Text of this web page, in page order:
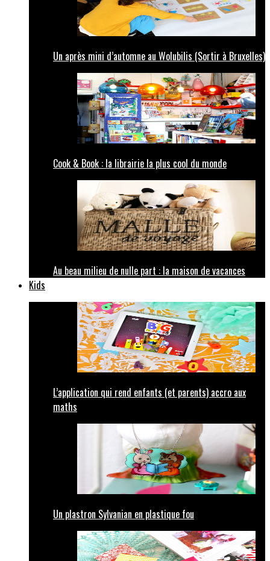
Un après mini d’automne au Wolubilis (Sortir à Bruxelles)
Cook & Book : la librairie la plus cool du monde
Au beau milieu de nulle part : la maison de vacances
Kids
L’application qui rend enfants (et parents) accro aux
maths
Un plastron Sylvanian en plastique fou